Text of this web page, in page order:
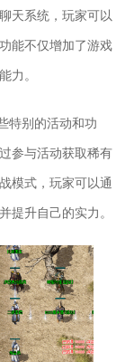
天系统，玩家可以
能不仅增加了游戏
力。
特别的活动和功
参与活动获取稀有
模式，玩家可以通
提升自己的实力。